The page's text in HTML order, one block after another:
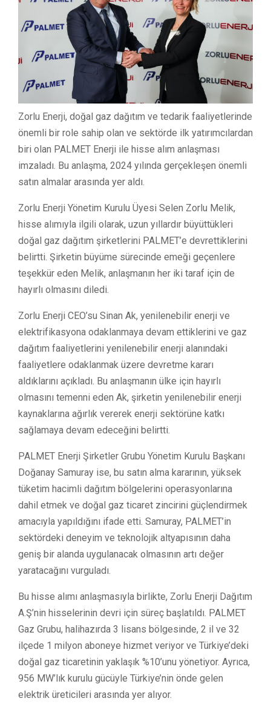
Zorlu Enerji, doğal gaz dağıtım ve tedarik faaliyetlerinde
önemli bir role sahip olan ve sektörde ilk yatırımcılardan
biri olan PALMET Enerji ile hisse alım anlaşması
imzaladı. Bu anlaşma, 2024 yılında gerçekleşen önemli
satın almalar arasında yer aldı.
Zorlu Enerji Yönetim Kurulu Üyesi Selen Zorlu Melik,
hisse alımıyla ilgili olarak, uzun yıllardır büyüttükleri
doğal gaz dağıtım şirketlerini PALMET’e devrettiklerini
belirtti. Şirketin büyüme sürecinde emeği geçenlere
teşekkür eden Melik, anlaşmanın her iki taraf için de
hayırlı olmasını diledi.
Zorlu Enerji CEO’su Sinan Ak, yenilenebilir enerji ve
elektrifikasyona odaklanmaya devam ettiklerini ve gaz
dağıtım faaliyetlerini yenilenebilir enerji alanındaki
faaliyetlere odaklanmak üzere devretme kararı
aldıklarını açıkladı. Bu anlaşmanın ülke için hayırlı
olmasını temenni eden Ak, şirketin yenilenebilir enerji
kaynaklarına ağırlık vererek enerji sektörüne katkı
sağlamaya devam edeceğini belirtti.
PALMET Enerji Şirketler Grubu Yönetim Kurulu Başkanı
Doğanay Samuray ise, bu satın alma kararının, yüksek
tüketim hacimli dağıtım bölgelerini operasyonlarına
dahil etmek ve doğal gaz ticaret zincirini güçlendirmek
amacıyla yapıldığını ifade etti. Samuray, PALMET’in
sektördeki deneyim ve teknolojik altyapısının daha
geniş bir alanda uygulanacak olmasının artı değer
yaratacağını vurguladı.
Bu hisse alımı anlaşmasıyla birlikte, Zorlu Enerji Dağıtım
A.Ş’nin hisselerinin devri için süreç başlatıldı. PALMET
Gaz Grubu, halihazırda 3 lisans bölgesinde, 2 il ve 32
ilçede 1 milyon aboneye hizmet veriyor ve Türkiye’deki
doğal gaz ticaretinin yaklaşık %10’unu yönetiyor. Ayrıca,
956 MW’lık kurulu gücüyle Türkiye’nin önde gelen
elektrik üreticileri arasında yer alıyor.